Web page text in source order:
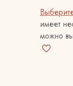
имеет
можно